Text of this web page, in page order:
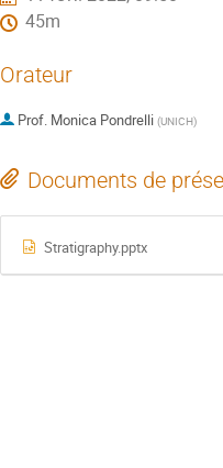
45m
Orateur
Prof. Monica Pondrelli (UNICH)
Documents de
Stratigraphy.pptx